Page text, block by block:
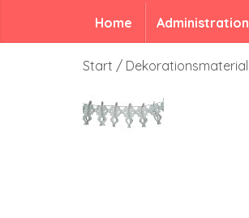
Home Administration
Start / Dekorationsmaterial